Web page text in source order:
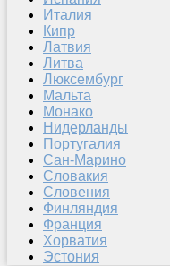
Италия
Кипр
Латвия
Литва
Люксембург
Мальта
Монако
Нидерланды
Португалия
Сан-Марино
Словакия
Словения
Финляндия
Франция
Хорватия
Эстония